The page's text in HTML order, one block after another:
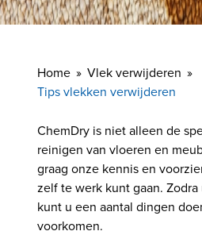
Home
Vlek verwijderen
Tips vlekken verwijderen
ChemDry is niet alleen de
reinigen van vloeren en
graag onze kennis en
zelf te werk kunt gaan.
kunt u een aantal dingen
voorkomen.